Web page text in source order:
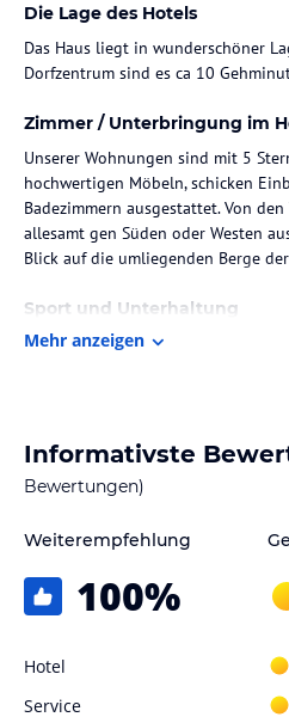
Die Lage des Hotels
Das Haus liegt in wunderschöner
Dorfzentrum sind es ca 10
Zimmer / Unterbringung im
Unserer Wohnungen sind mit 5
hochwertigen Möbeln, schicken
Badezimmern ausgestattet. Von
allesamt gen Süden oder Westen
Blick auf die umliegenden Berge
Sport und Unterhaltung
In unserem Garten befindet sich ein
Hinweis: Allgemeine und
ohne Gewähr und ohne Prüfung
jeweiligen Veranstalters.
Mehr anzeigen
Informativste
Bewertungen)
Weiterempfehlung
100%
Hotel
Service